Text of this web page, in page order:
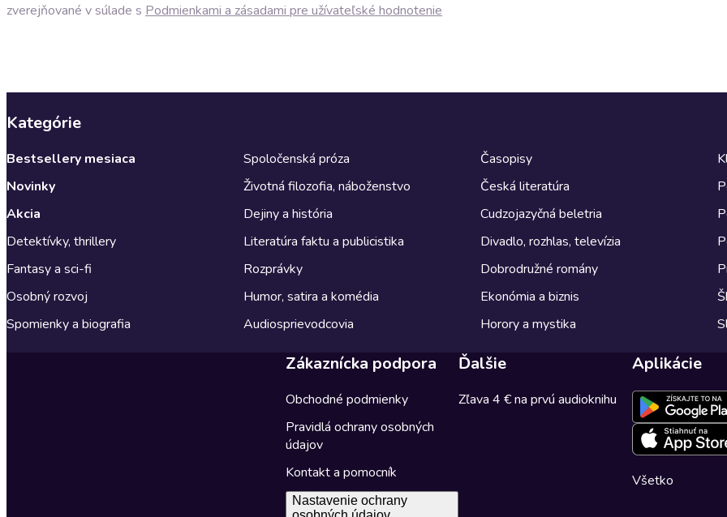
zverejňované v súlade s Podmienkami a zásadami pre užívateľské hodnotenie
Kategórie
Bestsellery mesiaca
Novinky
Akcia
Detektívky, thrillery
Fantasy a sci-fi
Osobný rozvoj
Spomienky a biografia
Spoločenská próza
Životná filozofia, náboženstvo
Dejiny a história
Literatúra faktu a publicistika
Rozprávky
Humor, satira a komédia
Audiosprievodcovia
Časopisy
Česká literatúra
Cudzojazyčná beletria
Divadlo, rozhlas, televízia
Dobrodružné romány
Ekonómia a biznis
Horory a mystika
Zákaznícka podpora
Obchodné podmienky
Pravidlá ochrany osobných
údajov
Kontakt a pomocník
Nastavenie ochrany
Ďalšie
Zľava 4 € na prvú audioknihu
Aplikácie
Všetko